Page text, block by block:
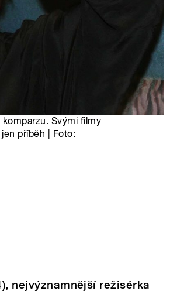
komparzu. Svými filmy
příběh | Foto:
nejvýznamnější režisérka